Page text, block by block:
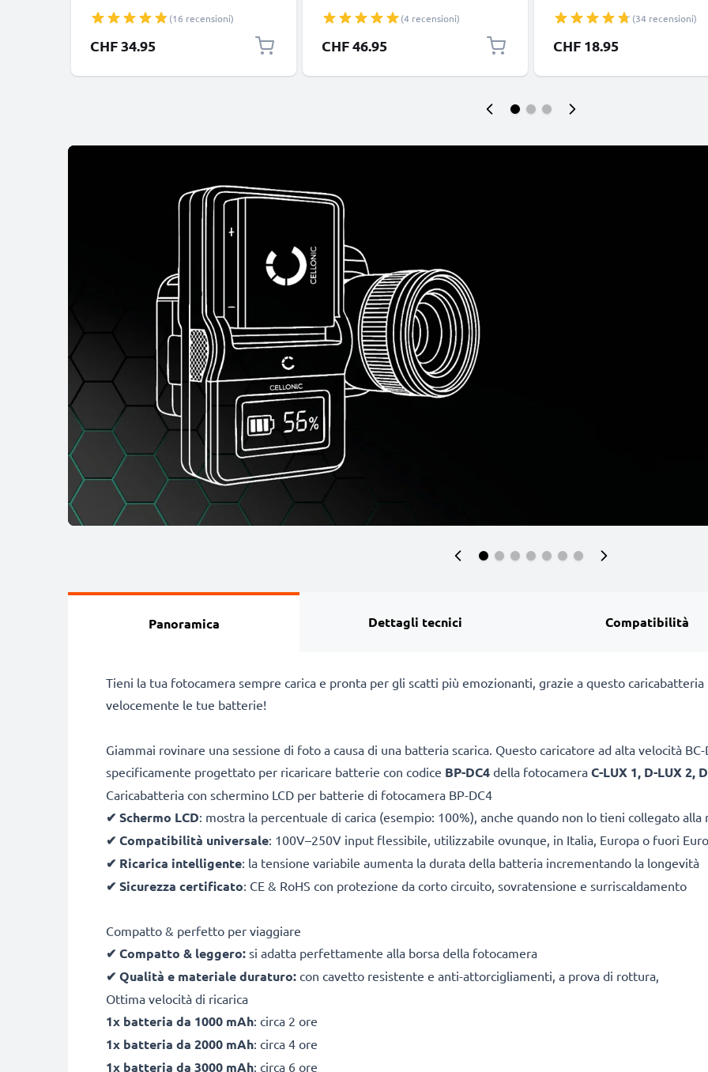
marca CELLONIC, ricambi di lunga
durata per macchine fotografiche e
videocamere
(16 recensioni)
CHF 34.95
DC4 BP-41 1100mAh +
Caricabatteria BC-DC4 di Ricambio
sostituzione scorta
(4 recensioni)
CHF 46.95
1100mAh , marca CELLONIC,
di lunga durata per macchine
fotografiche e videocamere
(34 recensioni)
CHF 18.95
Panoramica Dettagli tecnici Compatibilità
Tieni la tua fotocamera sempre carica e pronta per gli scatti più emozionanti, grazie a questo caricabatteria
velocemente le tue batterie!
Giammai rovinare una sessione di foto a causa di una batteria scarica. Questo caricatore ad alta velocità
specificamente progettato per ricaricare batterie con codice BP-DC4 della fotocamera C-LUX 1, D-LUX 2,
Caricabatteria con schermino LCD per batterie di fotocamera BP-DC4
✔ Schermo LCD: mostra la percentuale di carica (esempio: 100%), anche quando non lo tieni collegato alla
✔ Compatibilità universale: 100V–250V input flessibile, utilizzabile ovunque, in Italia, Europa o fuori
✔ Ricarica intelligente: la tensione variabile aumenta la durata della batteria incrementando la longevità
✔ Sicurezza certificato: CE & RoHS con protezione da corto circuito, sovratensione e surriscaldamento
Compatto & perfetto per viaggiare
✔ Compatto & leggero: si adatta perfettamente alla borsa della fotocamera
✔ Qualità e materiale duraturo: con cavetto resistente e anti-attorcigliamenti, a prova di rottura,
Ottima velocità di ricarica
1x batteria da 1000 mAh: circa 2 ore
1x batteria da 2000 mAh: circa 4 ore
1x batteria da 3000 mAh: circa 6 ore